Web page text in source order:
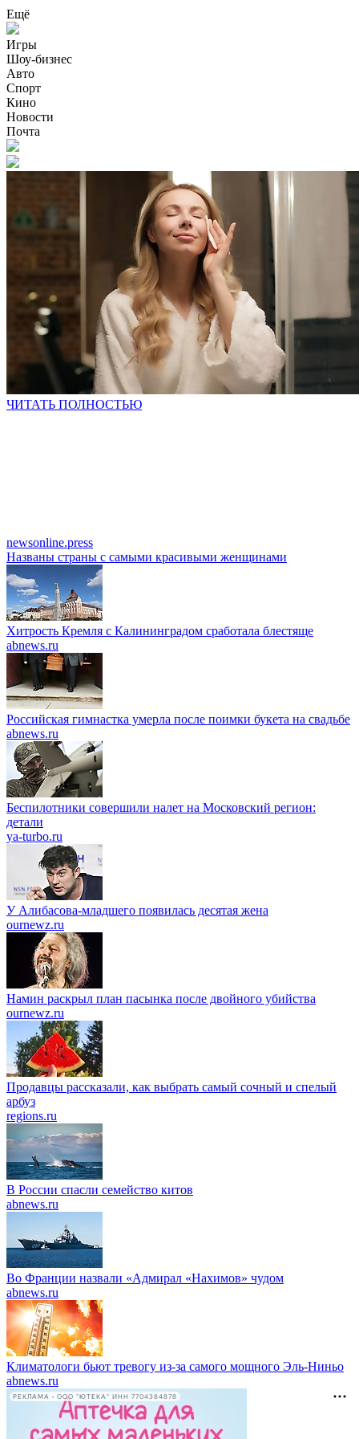
Ещё
Игры
Шоу-бизнес
Авто
Спорт
Кино
Новости
Почта
ЧИТАТЬ ПОЛНОСТЬЮ
newsonline.press
Названы страны с самыми красивыми женщинами
Хитрость Кремля с Калининградом сработала блестяще
abnews.ru
Российская гимнастка умерла после поимки букета на свадьбе
abnews.ru
Беспилотники совершили налет на Московский регион:
детали
ya-turbo.ru
У Алибасова-младшего появилась десятая жена
ournewz.ru
Намин раскрыл план пасынка после двойного убийства
ournewz.ru
Продавцы рассказали, как выбрать самый сочный и спелый
арбуз
regions.ru
В России спасли семейство китов
abnews.ru
Во Франции назвали «Адмирал «Нахимов» чудом
abnews.ru
Климатологи бьют тревогу из-за самого мощного Эль-Ниньо
abnews.ru
РЕКЛАМА • ООО "ЮТЕКА" ИНН 7704384878